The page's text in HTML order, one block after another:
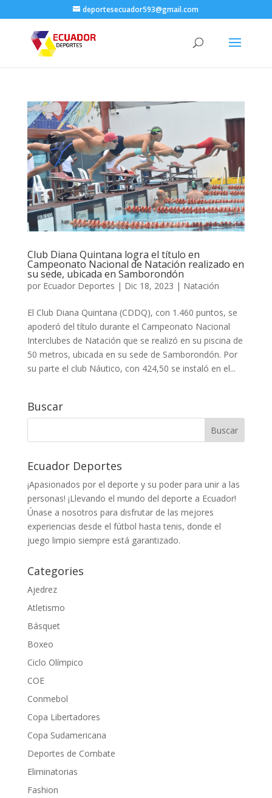
deportesecuador593@gmail.com
Club Diana Quintana logra el título en
Campeonato Nacional de Natación realizado en
su sede, ubicada en Samborondón
por Ecuador Deportes | Dic 18, 2023 | Natación
El Club Diana Quintana (CDDQ), con 1.460 puntos, se
apoderó del título durante el Campeonato Nacional
Interclubes de Natación que se realizó en su piscina de
50 metros, ubicada en su sede de Samborondón. Por
su parte el club Náutico, con 424,50 se instaló en el...
Buscar
Ecuador Deportes
¡Apasionados por el deporte y su poder para unir a las
personas! ¡Llevando el mundo del deporte a Ecuador!
Únase a nosotros para disfrutar de las mejores
experiencias desde el fútbol hasta tenis, donde el
juego limpio siempre está garantizado.
Categories
Ajedrez
Atletismo
Básquet
Boxeo
Ciclo Olímpico
COE
Conmebol
Copa Libertadores
Copa Sudamericana
Deportes de Combate
Eliminatorias
Fashion